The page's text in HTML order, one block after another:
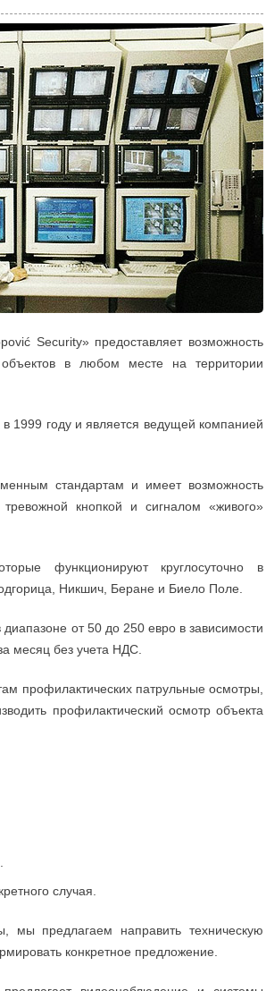
Security» предоставляет возможность
в любом месте на территории
1999 году и является ведущей компанией
стандартам и имеет возможность
кнопкой и сигналом «живого»
функционируют круглосуточно в
Никшич, Беране и Биело Поле.
от 50 до 250 евро в зависимости
месяц без учета НДС.
профилактических патрульные осмотры,
профилактический осмотр объекта
случая.
мы предлагаем направить техническую
конкретное предложение.